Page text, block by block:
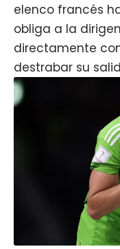
elenco francés
obliga a la
directamente
destrabar su